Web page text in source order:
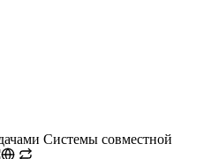
Системы совместной